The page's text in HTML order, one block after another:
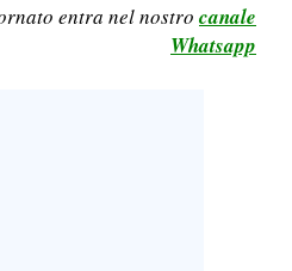
entra nel nostro canale
Whatsapp